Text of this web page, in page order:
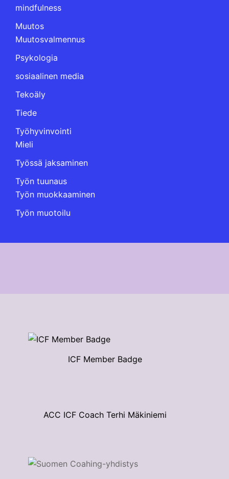
mindfulness
Muutos
Muutosvalmennus
Psykologia
sosiaalinen media
Tekoäly
Tiede
Työhyvinvointi
Mieli
Työssä jaksaminen
Työn tuunaus
Työn muokkaaminen
Työn muotoilu
ICF Member Badge
ACC ICF Coach Terhi Mäkiniemi